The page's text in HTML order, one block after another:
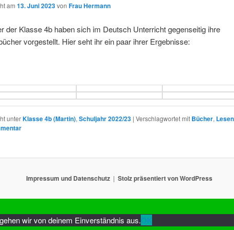
am13. Juni 2023 vonFrau Hermann
der Klasse 4b haben sich im Deutsch Unterricht gegenseitig ihre
vorgestellt. Hier seht ihr ein paar ihrer Ergebnisse:
unter Klasse 4b (Martin),Schuljahr 2022/23 |Verschlagwortet mit Bücher, Lesen
Impressum und Datenschutz Stolz präsentiert von WordPress
wir von deinem Einverständnis aus.OK